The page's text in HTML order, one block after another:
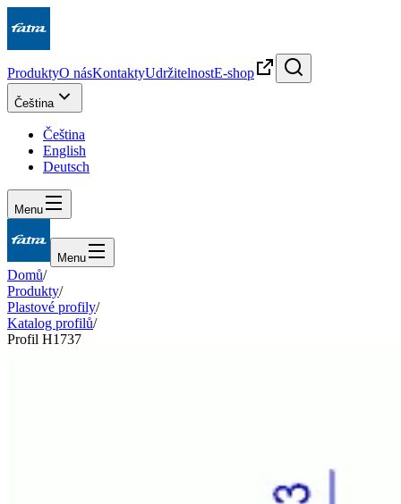
ProduktyO násKontaktyUdržitelnostE-shop
Čeština
Čeština
English
Deutsch
Menu
Menu
Domů/
Produkty/
Plastové profily/
Katalog profilů/
Profil H1737